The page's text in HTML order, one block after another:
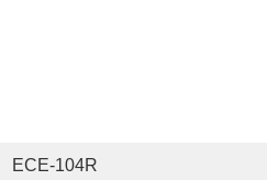
ECE-104R